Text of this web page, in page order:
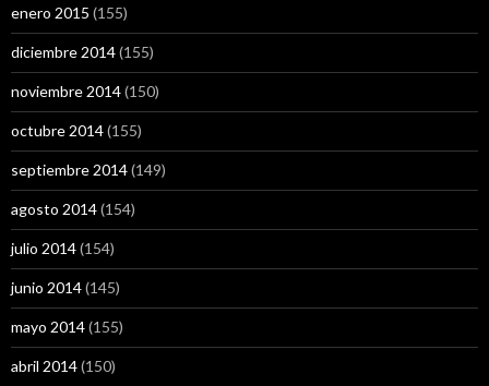
enero 2015 (155)
diciembre 2014(155)
noviembre 2014(150)
octubre 2014(155)
septiembre 2014(149)
agosto 2014(154)
julio 2014(154)
junio 2014(145)
mayo 2014(155)
abril 2014(150)